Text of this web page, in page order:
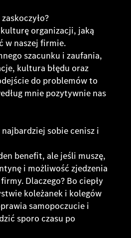
organizacji, jaką
w naszej firmie.
szacunku i zaufania,
kultura błędu oraz
do problemów to
mnie pozytywnie nas
sobie cenisz i
benefit, ale jeśli muszę,
i możliwość zjedzenia
Dlaczego? Bo ciepły
koleżanek i kolegów
samopoczucie i
sporo czasu po